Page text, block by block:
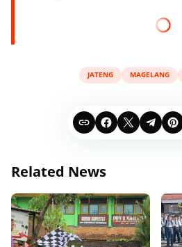
JATENG MAGELANG
Related News